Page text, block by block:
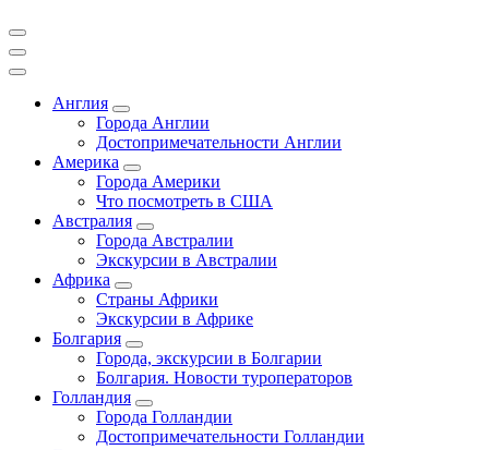
Англия
Города Англии
Достопримечательности Англии
Америка
Города Америки
Что посмотреть в США
Австралия
Города Австралии
Экскурсии в Австралии
Африка
Страны Африки
Экскурсии в Африке
Болгария
Города, экскурсии в Болгарии
Болгария. Новости туроператоров
Голландия
Города Голландии
Достопримечательности Голландии